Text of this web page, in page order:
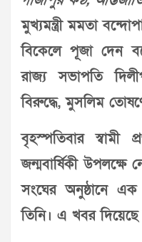
মুখ্যমন্ত্রী মমতা
বিকেলে পূজা দেন
রাজ্য সভাপতি
বিরুদ্ধে, মুসলিম
বৃহস্পতিবার স্বামী
জন্মবার্ষিকী উপলক্ষে
সংঘের অনুষ্ঠানে
তিনি। এ খবর